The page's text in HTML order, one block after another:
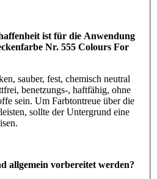
ist für die Anwendung
Nr. 555 Colours For
sauber, fest, chemisch neutral
benetzungs-, haftfähig, ohne
sein. Um Farbtontreue über die
sollte der Untergrund eine
allgemein vorbereitet werden?